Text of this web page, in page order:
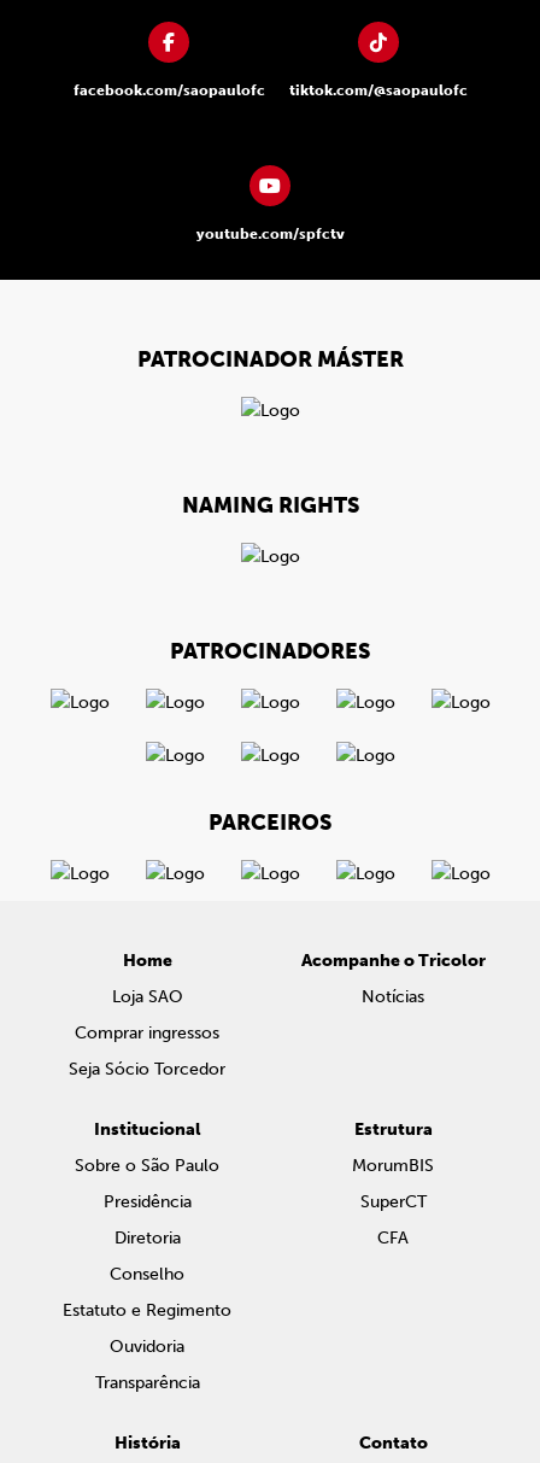
facebook.com/saopaulofc tiktok.com/@saopaulofc
youtube.com/spfctv
PATROCINADOR MÁSTER
NAMING RIGHTS
PATROCINADORES
PARCEIROS
Home
Loja SAO
Comprar ingressos
Seja Sócio Torcedor
Acompanhe o Tricolor
Notícias
Institucional
Sobre o São Paulo
Presidência
Diretoria
Conselho
Estatuto e Regimento
Ouvidoria
Transparência
Estrutura
MorumBIS
SuperCT
CFA
História Contato